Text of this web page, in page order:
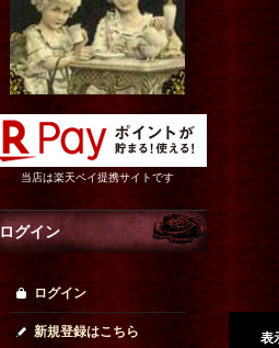
当店は楽天ペイ提携サイトです
ログイン
ログイン
新規登録はこちら 表